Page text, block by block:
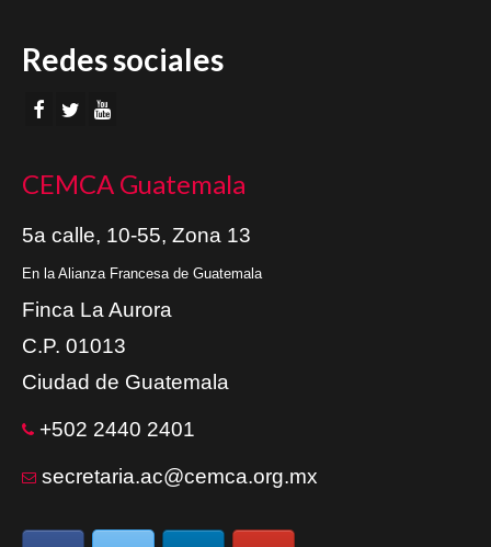
Redes sociales
CEMCA Guatemala
5a calle, 10-55, Zona 13
En la Alianza Francesa de Guatemala
Finca La Aurora
C.P. 01013
Ciudad de Guatemala
+502 2440 2401
secretaria.ac@cemca.org.mx